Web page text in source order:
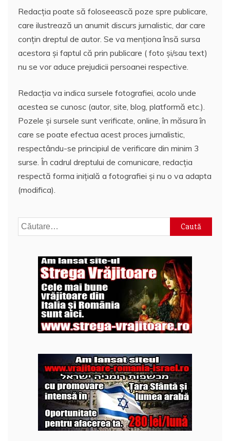
Redacția poate să foloseească poze spre publicare,
care ilustrează un anumit discurs jurnalistic, dar care
conțin dreptul de autor. Se va menționa însă sursa
acestora și faptul că prin publicare ( foto și/sau text)
nu se vor aduce prejudicii persoanei respective.
Redacția va indica sursele fotografiei, acolo unde
acestea se cunosc (autor, site, blog, platformă etc.).
Pozele și sursele sunt verificate, online, în măsura în
care se poate efectua acest proces jurnalistic,
respectându-se principiul de verificare din minim 3
surse. În cadrul dreptului de comunicare, redacția
respectă forma inițială a fotografiei și nu o va adapta
(modifica).
Caută
după: